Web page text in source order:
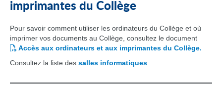
imprimantes du Collège
Pour savoir comment utiliser les ordinateurs du Collège et où
imprimer vos documents au Collège, consultez le document
Accès aux ordinateurs et aux imprimantes du Collège.
Consultez la liste des salles informatiques